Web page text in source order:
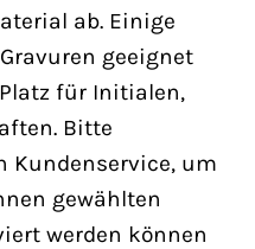
ab. Einige
geeignet
für Initialen,
Bitte
Kundenservice, um
gewählten
werden können